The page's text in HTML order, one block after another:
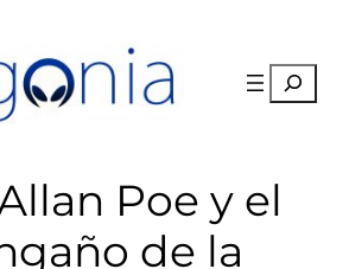
Buscar
Poe y el
de la